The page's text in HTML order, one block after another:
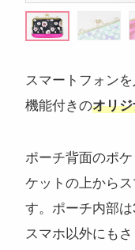
注目のキーワード
コンサートグッズペ
アクキー キーホルダ
モーテルキーライト
ペットボトルホルダ
スマートフォン
機能付きのオリ
ポーチ背面のポ
ケットの上から
す。ポーチ内部は
スマホ以外にも